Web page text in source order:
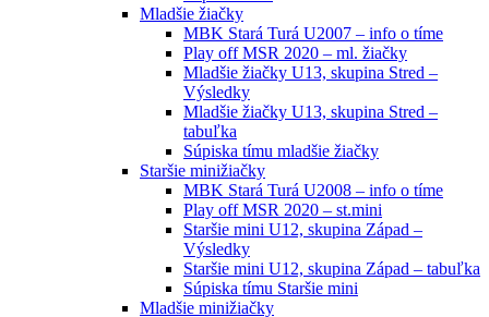
Mladšie žiačky
MBK Stará Turá U2007 – info o tíme
Play off MSR 2020 – ml. žiačky
Mladšie žiačky U13, skupina Stred –
Výsledky
Mladšie žiačky U13, skupina Stred –
tabuľka
Súpiska tímu mladšie žiačky
Staršie minižiačky
MBK Stará Turá U2008 – info o tíme
Play off MSR 2020 – st.mini
Staršie mini U12, skupina Západ –
Výsledky
Staršie mini U12, skupina Západ – tabuľka
Súpiska tímu Staršie mini
Mladšie minižiačky